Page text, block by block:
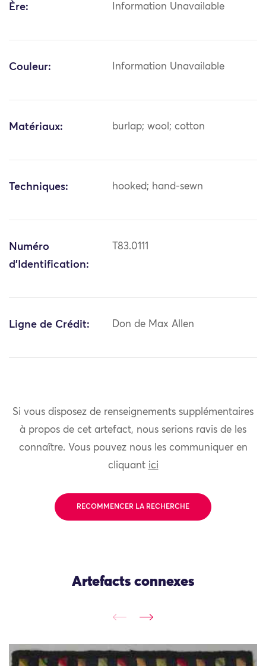
Ère: Information Unavailable
Couleur: Information Unavailable
Matériaux: burlap; wool; cotton
Techniques: hooked; hand-sewn
Numéro
d'Identification:
T83.0111
Ligne de Crédit: Don de Max Allen
Si vous disposez de renseignements supplémentaires
à propos de cet artefact, nous serions ravis de les
connaître. Vous pouvez nous les communiquer en
cliquant ici
RECOMMENCER LA RECHERCHE
Artefacts connexes